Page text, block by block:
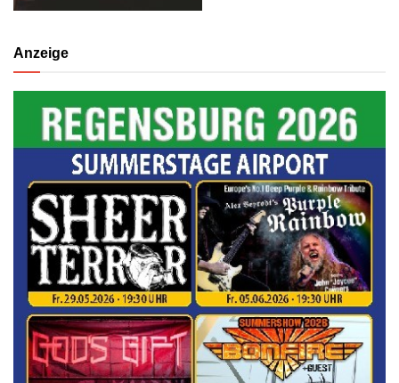
Anzeige